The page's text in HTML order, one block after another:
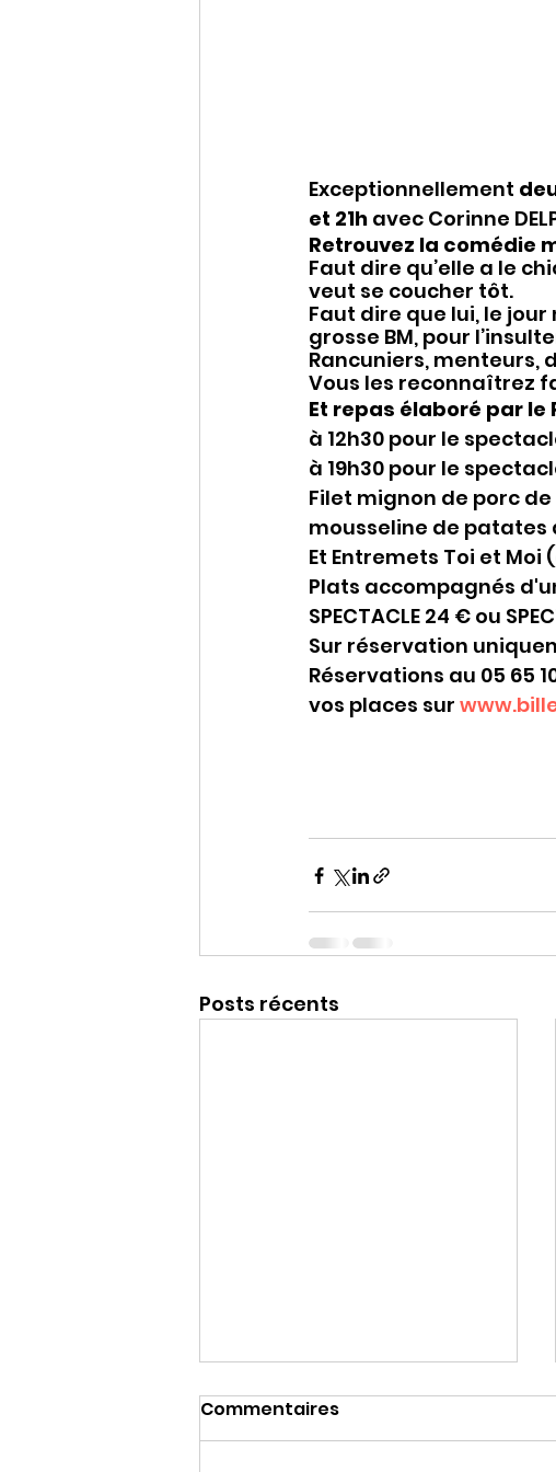
Exceptionnellement
et 21h avec Corinne
Retrouvez la comédie
Faut dire qu’elle a le
veut se coucher tôt.
Faut dire que lui, le
grosse BM, pour
Rancuniers, menteurs,
Vous les reconnaîtrez
Et repas élaboré par
à 12h30 pour le
à 19h30 pour le
Filet mignon de porc
mousseline de
Et Entremets Toi et
Plats accompagnés
SPECTACLE 24 € ou
Sur réservation
Réservations au 05 65
vos places sur
Posts récents
Commentaires